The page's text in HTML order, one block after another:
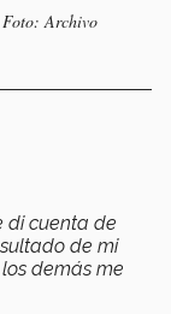
Archivo
di cuenta de
de mi
demás me